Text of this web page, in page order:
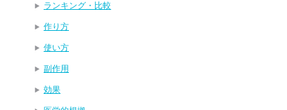
ランキング・比較
作り方
使い方
副作用
効果